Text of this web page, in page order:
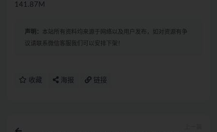
141.87M
声明： 本站所有资料均来源于网络以及用户发布，如对资源有争
议请联系微信客服我们可以安排下架！
收藏 海报 链接